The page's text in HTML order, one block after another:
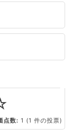
開したい
点数: 1 (1 件の投票)